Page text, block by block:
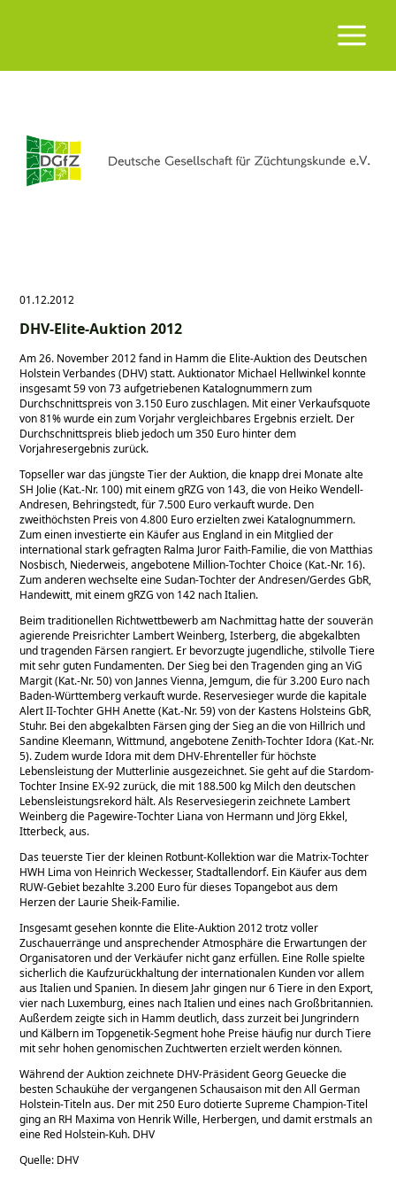
01.12.2012
DHV-Elite-Auktion 2012
Am 26. November 2012 fand in Hamm die Elite-Auktion des Deutschen
Holstein Verbandes (DHV) statt. Auktionator Michael Hellwinkel konnte
insgesamt 59 von 73 aufgetriebenen Katalognummern zum
Durchschnittspreis von 3.150 Euro zuschlagen. Mit einer Verkaufsquote
von 81% wurde ein zum Vorjahr vergleichbares Ergebnis erzielt. Der
Durchschnittspreis blieb jedoch um 350 Euro hinter dem
Vorjahresergebnis zurück.
Topseller war das jüngste Tier der Auktion, die knapp drei Monate alte
SH Jolie (Kat.-Nr. 100) mit einem gRZG von 143, die von Heiko Wendell-
Andresen, Behringstedt, für 7.500 Euro verkauft wurde. Den
zweithöchsten Preis von 4.800 Euro erzielten zwei Katalognummern.
Zum einen investierte ein Käufer aus England in ein Mitglied der
international stark gefragten Ralma Juror Faith-Familie, die von Matthias
Nosbisch, Niederweis, angebotene Million-Tochter Choice (Kat.-Nr. 16).
Zum anderen wechselte eine Sudan-Tochter der Andresen/Gerdes GbR,
Handewitt, mit einem gRZG von 142 nach Italien.
Beim traditionellen Richtwettbewerb am Nachmittag hatte der souverän
agierende Preisrichter Lambert Weinberg, Isterberg, die abgekalbten
und tragenden Färsen rangiert. Er bevorzugte jugendliche, stilvolle Tiere
mit sehr guten Fundamenten. Der Sieg bei den Tragenden ging an ViG
Margit (Kat.-Nr. 50) von Jannes Vienna, Jemgum, die für 3.200 Euro nach
Baden-Württemberg verkauft wurde. Reservesieger wurde die kapitale
Alert II-Tochter GHH Anette (Kat.-Nr. 59) von der Kastens Holsteins GbR,
Stuhr. Bei den abgekalbten Färsen ging der Sieg an die von Hillrich und
Sandine Kleemann, Wittmund, angebotene Zenith-Tochter Idora (Kat.-Nr.
5). Zudem wurde Idora mit dem DHV-Ehrenteller für höchste
Lebensleistung der Mutterlinie ausgezeichnet. Sie geht auf die Stardom-
Tochter Insine EX-92 zurück, die mit 188.500 kg Milch den deutschen
Lebensleistungsrekord hält. Als Reservesiegerin zeichnete Lambert
Weinberg die Pagewire-Tochter Liana von Hermann und Jörg Ekkel,
Itterbeck, aus.
Das teuerste Tier der kleinen Rotbunt-Kollektion war die Matrix-Tochter
HWH Lima von Heinrich Weckesser, Stadtallendorf. Ein Käufer aus dem
RUW-Gebiet bezahlte 3.200 Euro für dieses Topangebot aus dem
Herzen der Laurie Sheik-Familie.
Insgesamt gesehen konnte die Elite-Auktion 2012 trotz voller
Zuschauerränge und ansprechender Atmosphäre die Erwartungen der
Organisatoren und der Verkäufer nicht ganz erfüllen. Eine Rolle spielte
sicherlich die Kaufzurückhaltung der internationalen Kunden vor allem
aus Italien und Spanien. In diesem Jahr gingen nur 6 Tiere in den Export,
vier nach Luxemburg, eines nach Italien und eines nach Großbritannien.
Außerdem zeigte sich in Hamm deutlich, dass zurzeit bei Jungrindern
und Kälbern im Topgenetik-Segment hohe Preise häufig nur durch Tiere
mit sehr hohen genomischen Zuchtwerten erzielt werden können.
Während der Auktion zeichnete DHV-Präsident Georg Geuecke die
besten Schaukühe der vergangenen Schausaison mit den All German
Holstein-Titeln aus. Der mit 250 Euro dotierte Supreme Champion-Titel
ging an RH Maxima von Henrik Wille, Herbergen, und damit erstmals an
eine Red Holstein-Kuh. DHV
Quelle: DHV